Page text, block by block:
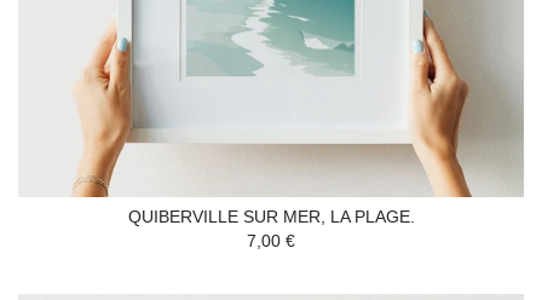
QUIBERVILLE SUR MER, LA PLAGE.
7,00 €